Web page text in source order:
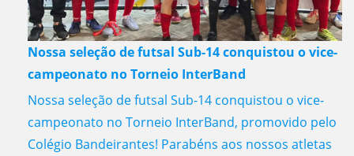
Nossa seleção de futsal Sub-14 conquistou o vice-
campeonato no Torneio InterBand
Nossa seleção de futsal Sub-14 conquistou o vice-
campeonato no Torneio InterBand, promovido pelo
Colégio Bandeirantes! Parabéns aos nossos atletas